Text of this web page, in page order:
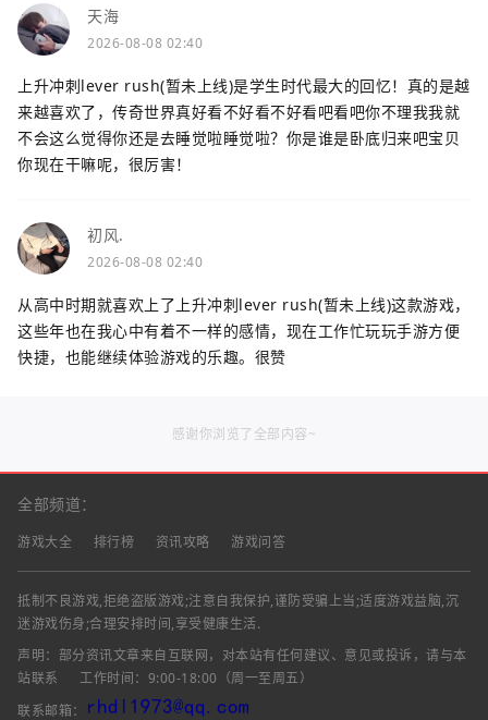
天海
2026-08-08 02:40
上升冲刺lever rush(暂未上线)是学生时代最大的回忆！真的是越
来越喜欢了，传奇世界真好看不好看不好看吧看吧你不理我我就
不会这么觉得你还是去睡觉啦睡觉啦？你是谁是卧底归来吧宝贝
你现在干嘛呢，很厉害！
初风.
2026-08-08 02:40
从高中时期就喜欢上了上升冲刺lever rush(暂未上线)这款游戏，
这些年也在我心中有着不一样的感情，现在工作忙玩玩手游方便
快捷，也能继续体验游戏的乐趣。很赞
感谢你浏览了全部内容~
全部频道：
游戏大全 排行榜 资讯攻略 游戏问答
抵制不良游戏,拒绝盗版游戏;注意自我保护,谨防受骗上当;适度游戏益脑,沉
迷游戏伤身;合理安排时间,享受健康生活.
声明：部分资讯文章来自互联网，对本站有任何建议、意见或投诉，请与本
站联系
工作时间：9:00-18:00（周一至周五）
联系邮箱：